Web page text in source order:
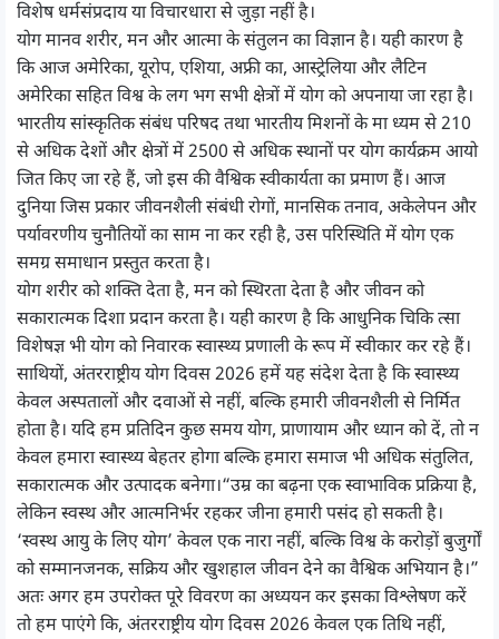
विशेष धर्मसंप्रदाय या विचारधारा से जुड़ा नहीं है।
योग मानव शरीर, मन और आत्मा के संतुलन का विज्ञान है। यही कारण है
कि आज अमेरिका, यूरोप, एशिया, अफ्री का, आस्ट्रेलिया और लैटिन
अमेरिका सहित विश्व के लग भग सभी क्षेत्रों में योग को अपनाया जा रहा है।
भारतीय सांस्कृतिक संबंध परिषद तथा भारतीय मिशनों के मा ध्यम से 210
से अधिक देशों और क्षेत्रों में 2500 से अधिक स्थानों पर योग कार्यक्रम आयो
जित किए जा रहे हैं, जो इस की वैश्विक स्वीकार्यता का प्रमाण हैं। आज
दुनिया जिस प्रकार जीवनशैली संबंधी रोगों, मानसिक तनाव, अकेलेपन और
पर्यावरणीय चुनौतियों का साम ना कर रही है, उस परिस्थिति में योग एक
समग्र समाधान प्रस्तुत करता है।
योग शरीर को शक्ति देता है, मन को स्थिरता देता है और जीवन को
सकारात्मक दिशा प्रदान करता है। यही कारण है कि आधुनिक चिकि त्सा
विशेषज्ञ भी योग को निवारक स्वास्थ्य प्रणाली के रूप में स्वीकार कर रहे हैं।
साथियों, अंतरराष्ट्रीय योग दिवस 2026 हमें यह संदेश देता है कि स्वास्थ्य
केवल अस्पतालों और दवाओं से नहीं, बल्कि हमारी जीवनशैली से निर्मित
होता है। यदि हम प्रतिदिन कुछ समय योग, प्राणायाम और ध्यान को दें, तो न
केवल हमारा स्वास्थ्य बेहतर होगा बल्कि हमारा समाज भी अधिक संतुलित,
सकारात्मक और उत्पादक बनेगा।“उम्र का बढ़ना एक स्वाभाविक प्रक्रिया है,
लेकिन स्वस्थ और आत्मनिर्भर रहकर जीना हमारी पसंद हो सकती है।
‘स्वस्थ आयु के लिए योग’ केवल एक नारा नहीं, बल्कि विश्व के करोड़ों बुजुर्गों
को सम्मानजनक, सक्रिय और खुशहाल जीवन देने का वैश्विक अभियान है।”
अतः अगर हम उपरोक्त पूरे विवरण का अध्ययन कर इसका विश्लेषण करें
तो हम पाएंगे कि, अंतरराष्ट्रीय योग दिवस 2026 केवल एक तिथि नहीं,